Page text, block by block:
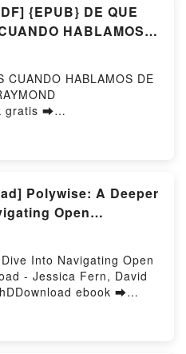
LOS TIEMPOS
LOS 35 MEJORES
CHRIS STONE
MEJORES PORROS DE
STONE Leer en línea ,
PORROS DE TODOS
Audiolibro,
PORROS DE TODOS
VK, PORRIGAMI: LOS
LOS TIEMPOS
LOS 35
LOS TIEMPOS
by Firstory
{EPUB} DE QUE
HABLAMOS
CUANDO HABLAMOS DE
gratis ➡
CUANDO
RAYMOND CARVER
HABLAMOS DE
Epub, DE QUE
DE AMOR
en línea , DE QUE
DE AMOR
DE QUE HABLAMOS
RAYMOND CARVER
HABLAMOS DE
Polywise: A Deeper
Open
Jessica Fern,
Into Navigating Open
- Jessica Fern, David
ebook ➡
Dive Into Navigating